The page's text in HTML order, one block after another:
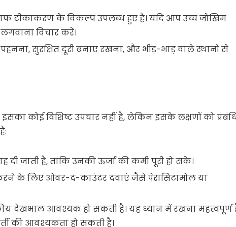
टीकाकरण के विकल्प उपलब्ध हुए हैं। यदि आप उच्च जोखिम
लगवाना विचार करें।
सुरक्षित दूरी बनाए रखना, और भीड़-भाड़ वाले स्थानों से
कोई विशिष्ट उपचार नहीं है, लेकिन इसके लक्षणों को
जाती है, ताकि उनकी ऊर्जा की कमी पूरी हो सके।
के लिए ओवर-द-काउंटर दवाएं जैसे पेरासिटामोल या
देखभाल आवश्यक हो सकती है। यह ध्यान में रखना महत्वपूर्ण
की आवश्यकता हो सकती है।